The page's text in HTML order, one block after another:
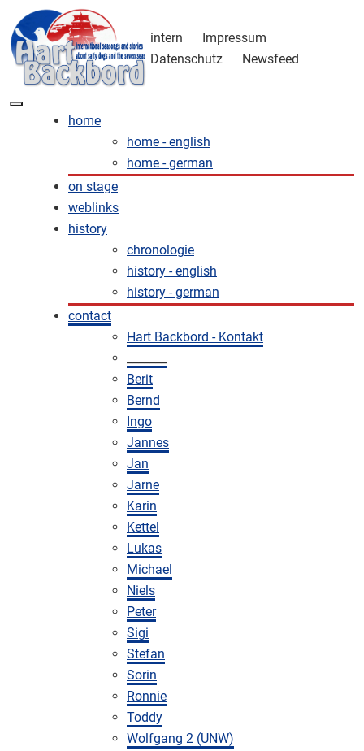
intern
Impressum
Datenschutz
Newsfeed
home
home - english
home - german
on stage
weblinks
history
chronologie
history - english
history - german
contact
Hart Backbord - Kontakt
Berit
Bernd
Ingo
Jannes
Jan
Jarne
Karin
Kettel
Lukas
Michael
Niels
Peter
Sigi
Stefan
Sorin
Ronnie
Toddy
Wolfgang 2 (UNW)